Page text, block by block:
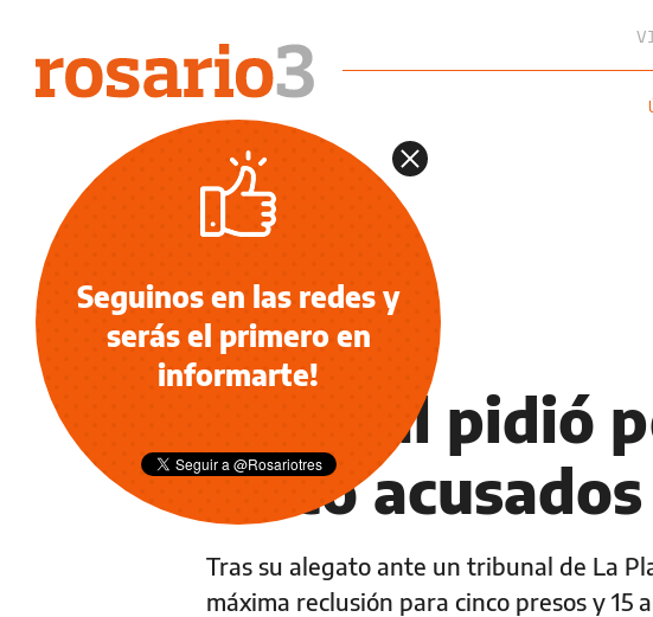
NOTICIAS
El fiscal pidió
cinco
Tras su alegato ante un tribunal de La
máxima reclusión para cinco presos y 15
Seguinos en las redes y
serás el primero en
informarte!